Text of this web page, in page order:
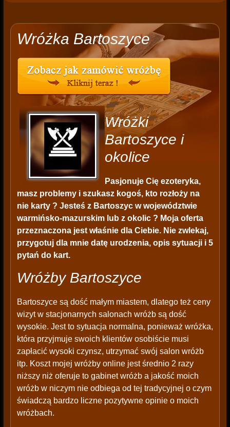
Wróżka Bartoszyce
Wróżki
Bartoszyce i
okolice
Pasjonuje Cię ezoteryka,
masz problemy i szukasz kogoś, kto rozłoży na
nie karty ? Jesteś z Bartoszyc w województwie
warmińsko-mazurskim lub z okolic ? Moja oferta
przeznaczona jest właśnie dla Ciebie. Nie zwlekaj,
przygotuj dla mnie datę urodzenia, opis sytuacji i 5
pytań do kart.
Wróżby Bartoszyce
Bartoszyce są dość małym miastem, dlatego też ceny
wizyt w stacjonarnych salonach wróżb są dość
wysokie. Jest to sytuacja normalna, ponieważ wróżka,
która przyjmuje swoich klientów osobiście musi
zapłacić wysoki czynsz, utrzymać swój salon wróżb
itp. Koszt mojej wróżby online jest średnio 2 razy
niższy niż oferuje to gabinet wróżb a jakość moich
wróżb w niczym nie odbiega od tej tradycyjnej o czym
świadczą bardzo liczne pozytywne opinie o moich
wróżbach.